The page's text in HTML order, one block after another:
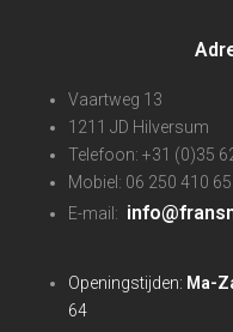
Vaartweg 13
1211 JD Hilversum
Telefoon: +31 (0)35
Mobiel: 06 250 410 65
E-mail:
Openingstijden: Ma-
64